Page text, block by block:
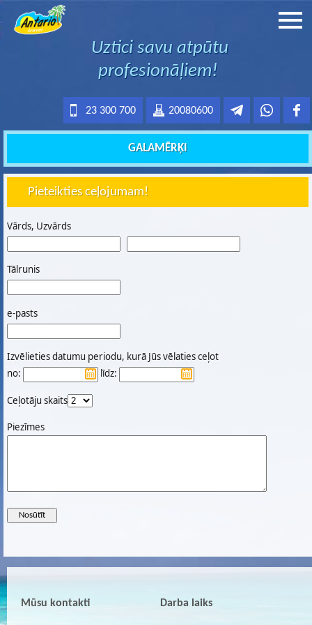
Uztici savu atpūtu
profesionāļiem!
20080600
23 300 700
GALAMĒRĶI
Pieteikties ceļojumam!
Vārds, Uzvārds
Tālrunis
e-pasts
Izvēlieties datumu periodu, kurā Jūs vēlaties ceļot
no:
līdz:
Ceļotāju skaits
Piezīmes
Mūsu kontakti Darba laiks